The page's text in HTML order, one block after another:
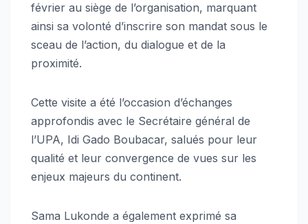
février au siège de l’organisation, marquant
ainsi sa volonté d’inscrire son mandat sous le
sceau de l’action, du dialogue et de la
proximité.
Cette visite a été l’occasion d’échanges
approfondis avec le Secrétaire général de
l’UPA, Idi Gado Boubacar, salués pour leur
qualité et leur convergence de vues sur les
enjeux majeurs du continent.
Sama Lukonde a également exprimé sa